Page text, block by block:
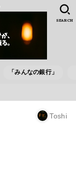
「みんなの銀行」
SEARCH
Toshi